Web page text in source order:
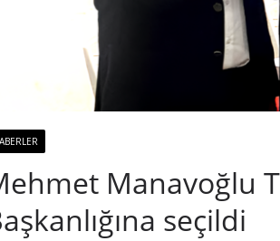
Manavoğlu
seçildi